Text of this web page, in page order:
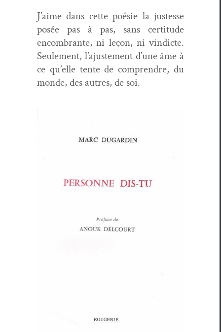
J’aime dans cette poésie la justesse
posée pas à pas, sans cer­ti­tude
encom­brante, ni leçon, ni vin­dicte.
Seule­ment, l’a­juste­ment d’une âme à
ce qu’elle tente de com­pren­dre, du
monde, des autres, de soi.